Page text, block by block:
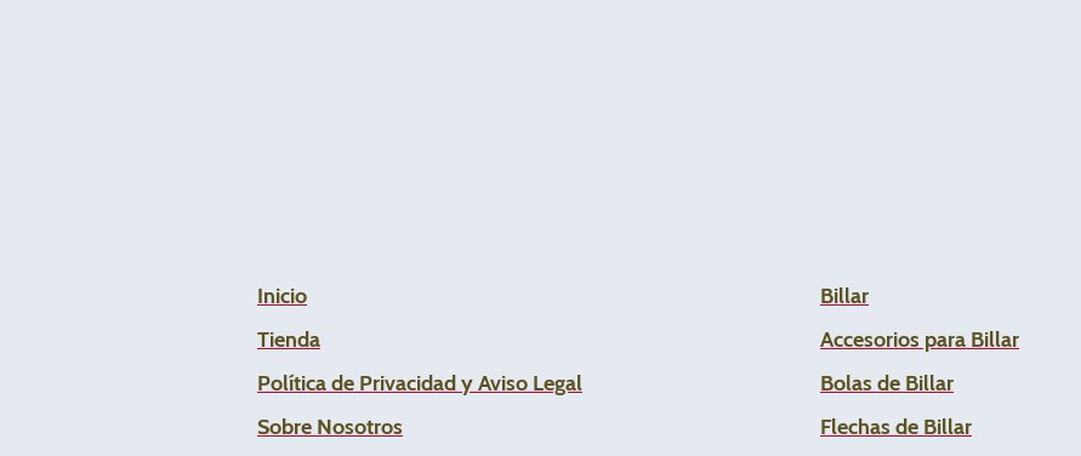
Inicio
Tienda
Política de Privacidad y Aviso Legal
Sobre Nosotros
Billar
Accesorios para Billar
Bolas de Billar
Flechas de Billar